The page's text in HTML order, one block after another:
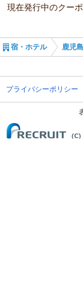
現在発行中のクー
宿・ホテル 鹿児
プライバシーポリシー